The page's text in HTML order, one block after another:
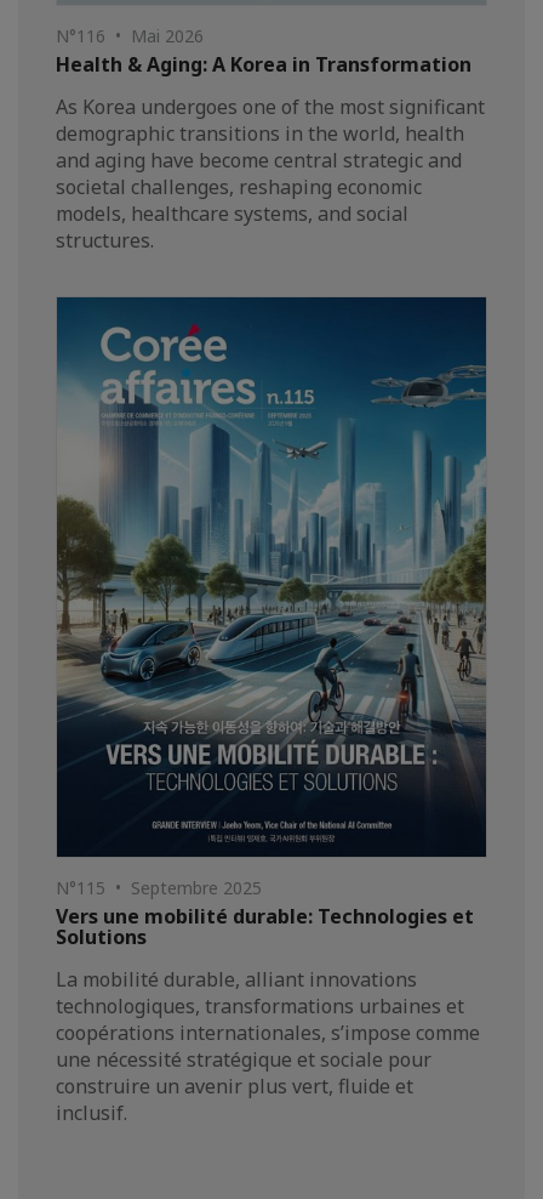
N°116 • Mai 2026
Health & Aging: A Korea in Transformation
As Korea undergoes one of the most significant
demographic transitions in the world, health
and aging have become central strategic and
societal challenges, reshaping economic
models, healthcare systems, and social
structures.
N°115 • Septembre 2025
Vers une mobilité durable: Technologies et
Solutions
La mobilité durable, alliant innovations
technologiques, transformations urbaines et
coopérations internationales, s’impose comme
une nécessité stratégique et sociale pour
construire un avenir plus vert, fluide et
inclusif.